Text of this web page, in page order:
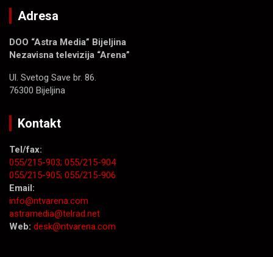
Adresa
DOO “Astra Media” Bijeljina
Nezavisna televizija “Arena”
Ul. Svetog Save br. 86.
76300 Bijeljina
Kontakt
Tel/fax:
055/215-903; 055/215-904
055/215-905; 055/215-906
Email:
info@ntvarena.com
astramedia@telrad.net
Web: desk@ntvarena.com